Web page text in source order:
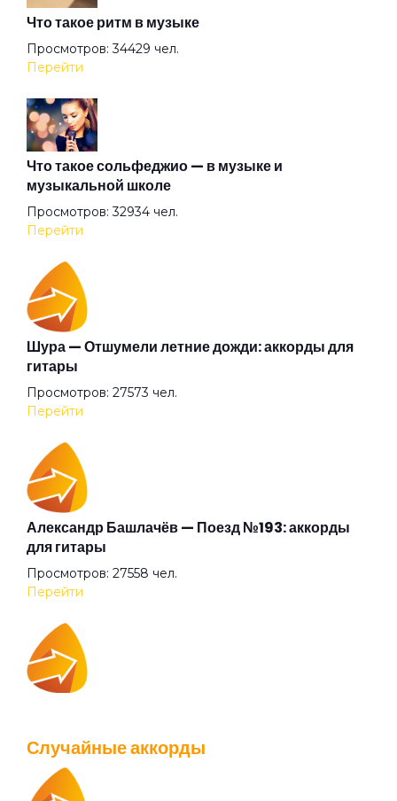
Запахи детства
Золотой храм
Иллюзия дней
Империя наносит ответный удар
Кайф
Кайфа больше нет
Как разгоняется мир
Квартиры
Колесо истории
Кончилось время стихов
Легко умирать
Что такое ритм в музыке
Просмотров: 34429 чел.
Перейти
Что такое сольфеджио — в музыке и
музыкальной школе
Просмотров: 32934 чел.
Перейти
Шура — Отшумели летние дожди: аккорды для
гитары
Просмотров: 27573 чел.
Перейти
Александр Башлачёв — Поезд №193: аккорды
для гитары
Просмотров: 27558 чел.
Перейти
Перейти
Случайные аккорды